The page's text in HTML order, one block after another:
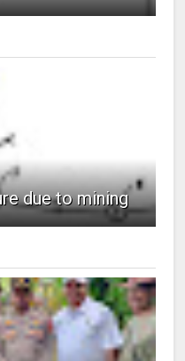
due to mining